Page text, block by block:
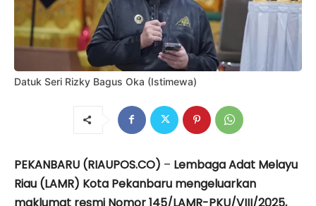
Datuk Seri Rizky Bagus Oka (Istimewa)
PEKANBARU (RIAUPOS.CO) – Lembaga Adat Melayu
Riau (LAMR) Kota Pekanbaru mengeluarkan
maklumat resmi Nomor 145/LAMR-PKU/VIII/2025,